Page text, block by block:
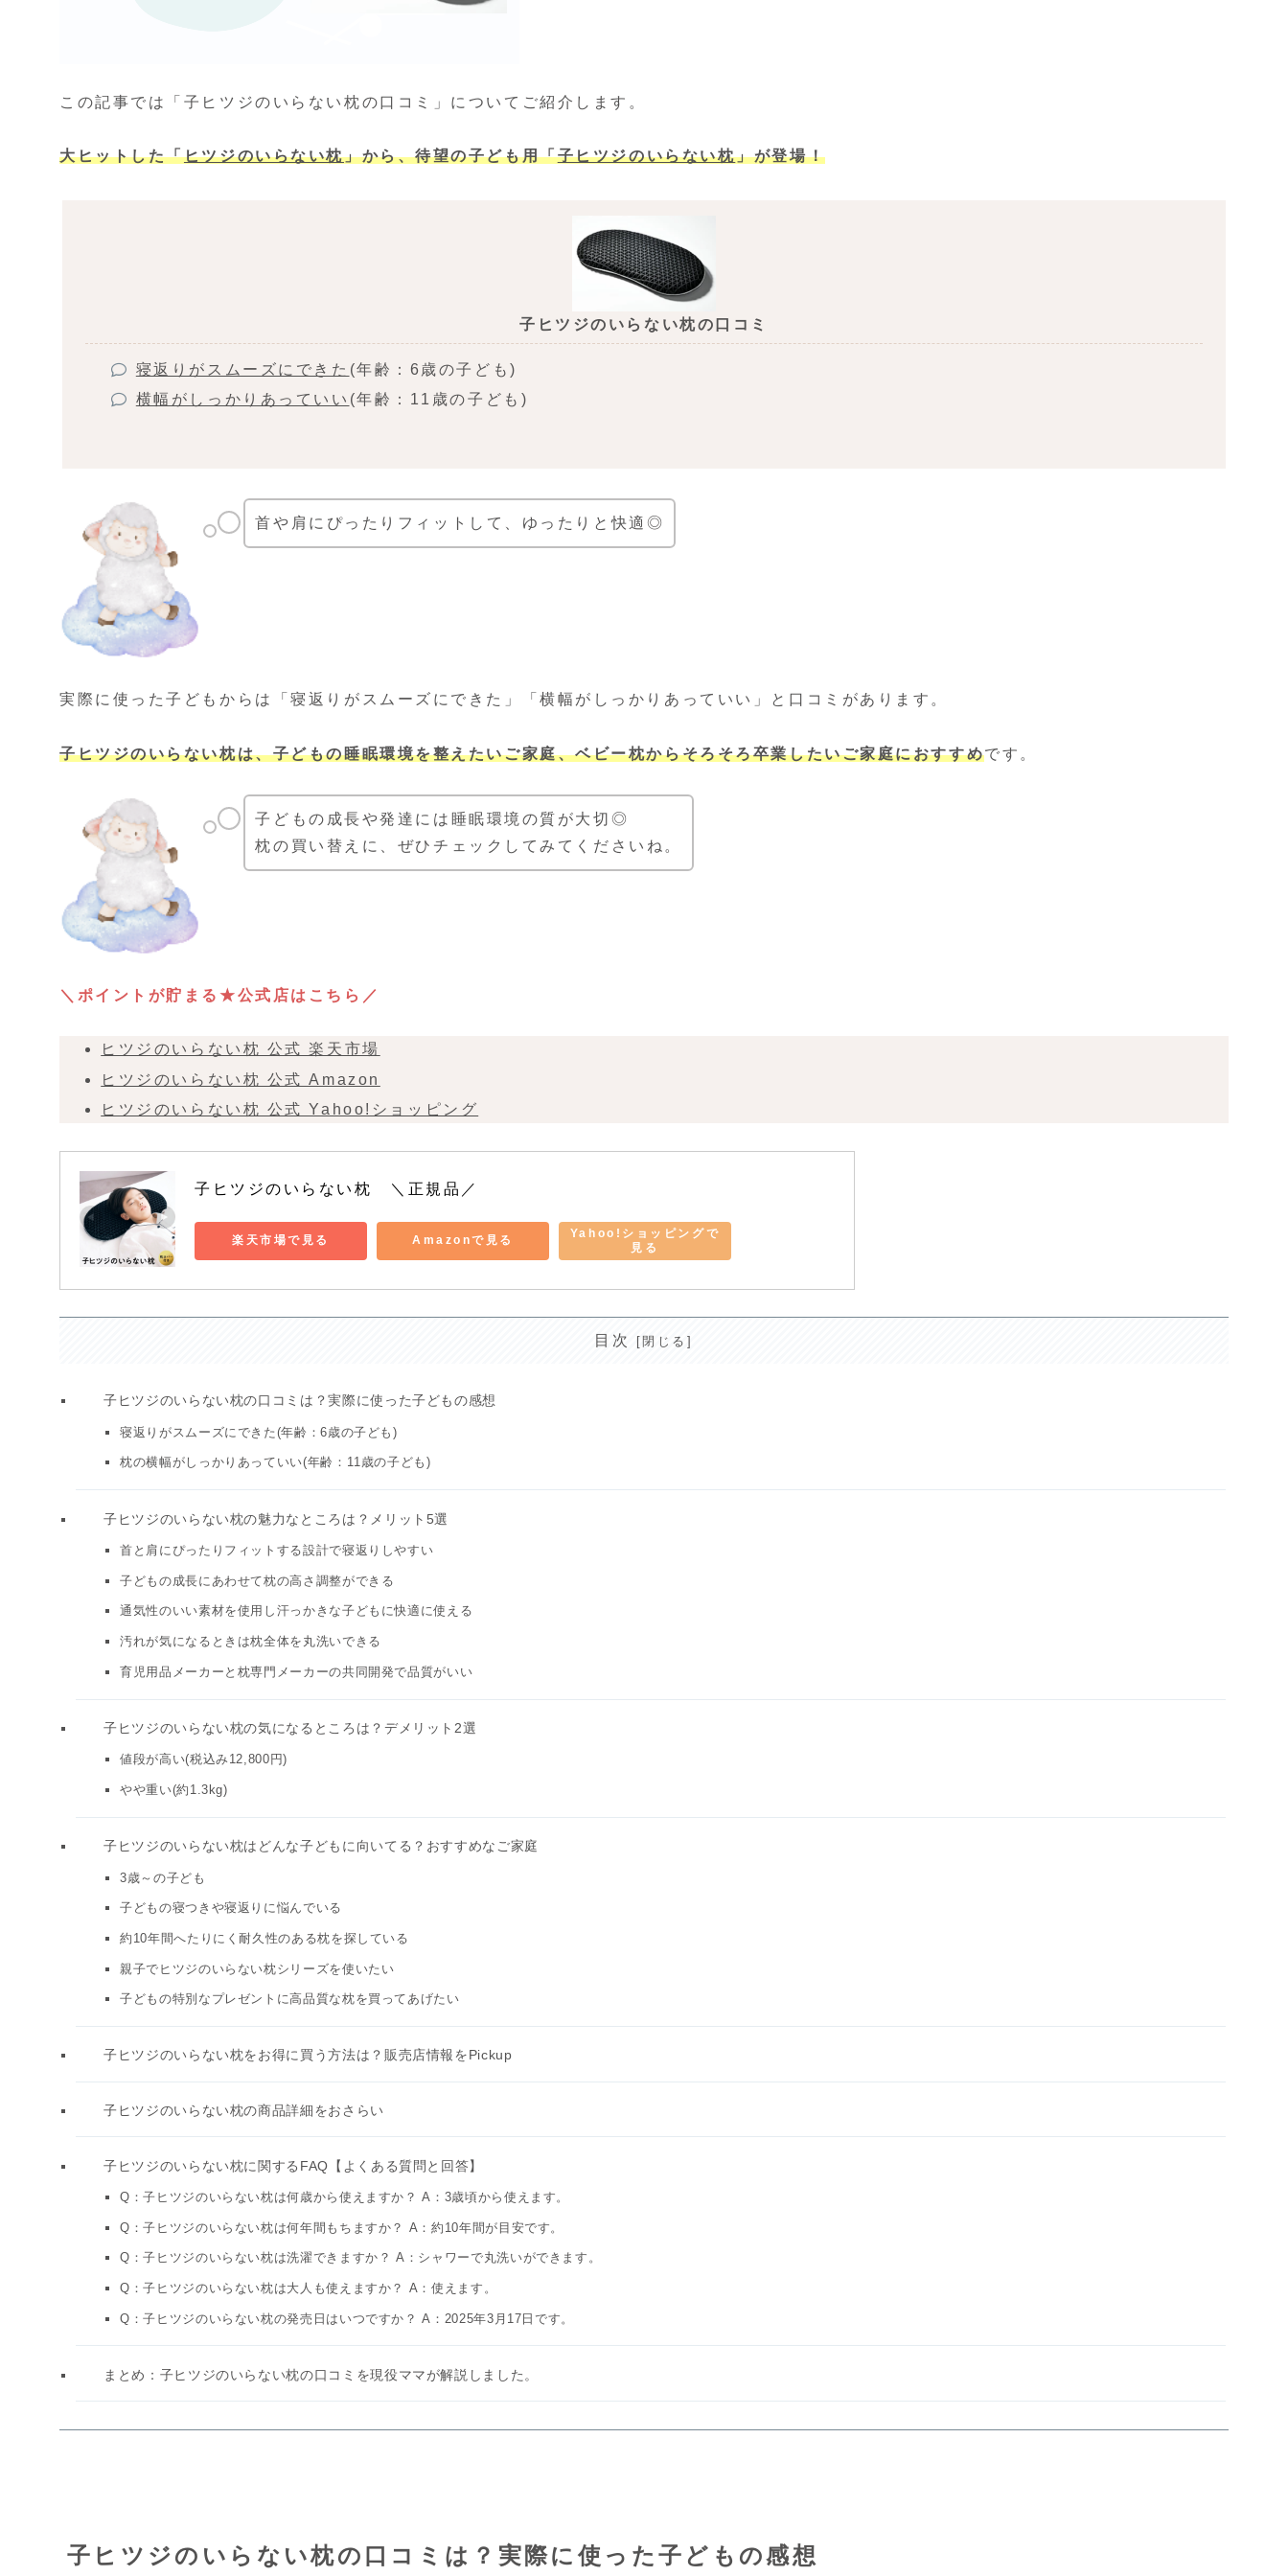
この記事では「子ヒツジのいらない枕の口コミ」についてご紹介します。
大ヒットした「ヒツジのいらない枕」から、待望の子ども用「子ヒツジのいらない枕」が登場！
子ヒツジのいらない枕の口コミ
寝返りがスムーズにできた (年齢：6歳の子ども)
横幅がしっかりあっていい (年齢：11歳の子ども)
首や肩にぴったりフィットして、ゆったりと快適◎
実際に使った子どもからは「寝返りがスムーズにできた」「横幅がしっかりあっていい」と口コミがあります。
子ヒツジのいらない枕は、子どもの睡眠環境を整えたいご家庭、ベビー枕からそろそろ卒業したいご家庭におすすめです。
子どもの成長や発達には睡眠環境の質が大切◎
枕の買い替えに、ぜひチェックしてみてくださいね。
＼ポイントが貯まる★公式店はこちら／
ヒツジのいらない枕 公式 楽天市場
ヒツジのいらない枕 公式 Amazon
ヒツジのいらない枕 公式 Yahoo!ショッピング
子ヒツジのいらない枕　＼正規品／
楽天市場で見る Amazonで見る
Yahoo!ショッピングで
見る
目次
子ヒツジのいらない枕の口コミは？実際に使った子どもの感想
寝返りがスムーズにできた(年齢：6歳の子ども)
枕の横幅がしっかりあっていい(年齢：11歳の子ども)
子ヒツジのいらない枕の魅力なところは？メリット5選
首と肩にぴったりフィットする設計で寝返りしやすい
子どもの成長にあわせて枕の高さ調整ができる
通気性のいい素材を使用し汗っかきな子どもに快適に使える
汚れが気になるときは枕全体を丸洗いできる
育児用品メーカーと枕専門メーカーの共同開発で品質がいい
子ヒツジのいらない枕の気になるところは？デメリット2選
値段が高い(税込み12,800円)
やや重い(約1.3kg)
子ヒツジのいらない枕はどんな子どもに向いてる？おすすめなご家庭
3歳～の子ども
子どもの寝つきや寝返りに悩んでいる
約10年間へたりにく耐久性のある枕を探している
親子でヒツジのいらない枕シリーズを使いたい
子どもの特別なプレゼントに高品質な枕を買ってあげたい
子ヒツジのいらない枕をお得に買う方法は？販売店情報をPickup
子ヒツジのいらない枕の商品詳細をおさらい
子ヒツジのいらない枕に関するFAQ【よくある質問と回答】
Q：子ヒツジのいらない枕は何歳から使えますか？ A：3歳頃から使えます。
Q：子ヒツジのいらない枕は何年間もちますか？ A：約10年間が目安です。
Q：子ヒツジのいらない枕は洗濯できますか？ A：シャワーで丸洗いができます。
Q：子ヒツジのいらない枕は大人も使えますか？ A：使えます。
Q：子ヒツジのいらない枕の発売日はいつですか？ A：2025年3月17日です。
まとめ：子ヒツジのいらない枕の口コミを現役ママが解説しました。
子ヒツジのいらない枕の口コミは？実際に使った子どもの感想